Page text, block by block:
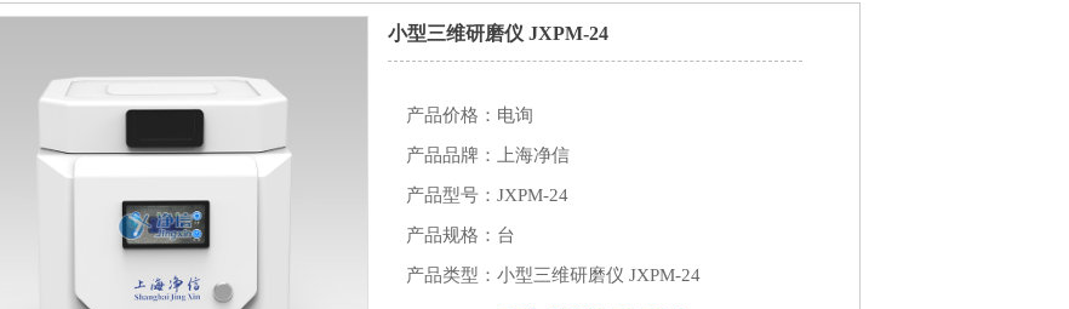
小型三维研磨仪 JXPM-24
产品价格：电询
产品品牌：上海净信
产品型号：JXPM-24
产品规格：台
产品类型： 小型三维研磨仪 JXPM-24